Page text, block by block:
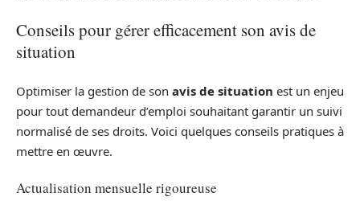
Conseils pour gérer efficacement son avis de
situation
Optimiser la gestion de son avis de situation est un enjeu
pour tout demandeur d’emploi souhaitant garantir un suivi
normalisé de ses droits. Voici quelques conseils pratiques à
mettre en œuvre.
Actualisation mensuelle rigoureuse